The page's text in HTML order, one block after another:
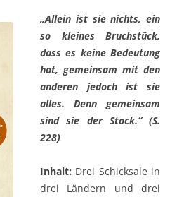
„Allein ist sie nichts, ein
so kleines Bruchstück,
dass es keine Bedeutung
hat, gemeinsam mit den
anderen jedoch ist sie
alles. Denn gemeinsam
sind sie der Stock.“ (S.
228)
Inhalt: Drei Schicksale in
drei Ländern und drei